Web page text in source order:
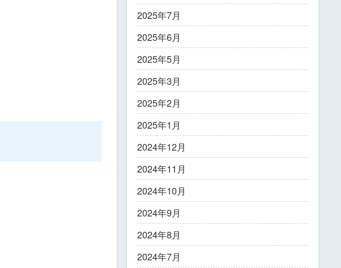
2025年7月
2025年6月
2025年5月
2025年3月
2025年2月
2025年1月
2024年12月
2024年11月
2024年10月
2024年9月
2024年8月
2024年7月